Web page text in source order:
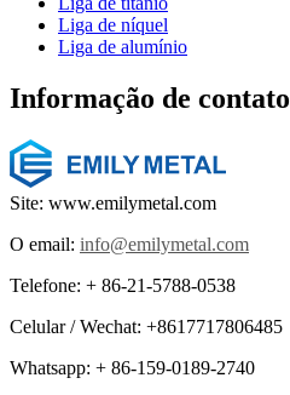
Liga de níquel
Liga de alumínio
Informação de contato
Site: www.emilymetal.com
O email: info@emilymetal.com
Telefone: + 86-21-5788-0538
Celular / Wechat: +8617717806485
Whatsapp: + 86-159-0189-2740